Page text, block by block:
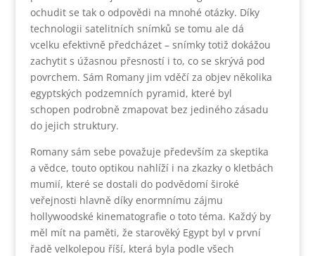
ochudit se tak o odpovědi na mnohé otázky. Díky
technologii satelitních snímků se tomu ale dá
vcelku efektivně předcházet – snímky totiž dokážou
zachytit s úžasnou přesností i to, co se skrývá pod
povrchem. Sám Romany jim vděčí za objev několika
egyptských podzemních pyramid, které byl
schopen podrobně zmapovat bez jediného zásadu
do jejich struktury.
Romany sám sebe považuje především za skeptika
a vědce, touto optikou nahlíží i na zkazky o kletbách
mumií, které se dostali do podvědomí široké
veřejnosti hlavně díky enormnímu zájmu
hollywoodské kinematografie o toto téma. Každý by
měl mít na paměti, že starověký Egypt byl v první
řadě velkolepou říší, která byla podle všech